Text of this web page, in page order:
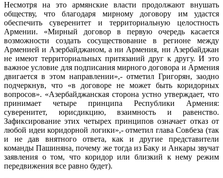
Несмотря на это армянские власти продолжают внушать
обществу, что благодаря мирному договору им удастся
обеспечить суверенитет и территориальную целостность
Армении. «Мирный договор в первую очередь касается
возможности создать сосуществование в регионе между
Арменией и Азербайджаном, а ни Армения, ни Азербайджан
не имеют территориальных притязаний друг к другу. И это
важное условие для подписания мирного договора и Армения
двигается в этом направлении»,- отметил Григорян, заодно
подчеркнув, что «в договоре не может быть коридорных
вопросов». «Азербайджанская сторона устно утверждает, что
принимает четыре принципа Республики Армения:
суверенитет, юрисдикцию, взаимность и равенство.
Зафиксирование этих четырех принципов означает отказ от
любой идеи коридорной логики»,- отметил глава Совбеза (так
и не дав внятного ответа, как и другие представители
команды Пашиняна, почему же тогда из Баку и Анкары звучат
заявления о том, что коридор или близкий к нему режим
передвижения все равно будет).